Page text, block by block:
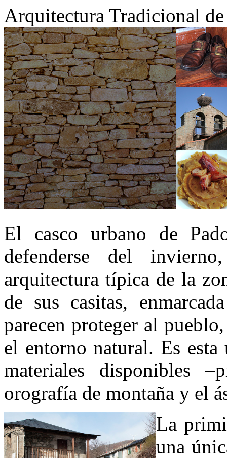
Arquitectura Tradicional
El casco urbano de
defenderse del
arquitectura típica de la
de sus casitas,
parecen proteger al
el entorno natural. Es
materiales disponibles
orografía de montaña y el
La
una